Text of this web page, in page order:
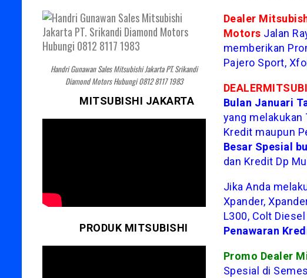
Dealer
Motors Jalan
memberikan
Pajero Sport,
Bulan Januari
yang
Kredit maupun
Besar Spesial
dan Kredit Dp
Jika Anda
Xpander,
L300, Colt
Penawaran
Promo Dealer
Spesial di
Handri Gunawan Sales Mitsubishi Jakarta PT. Srikandi
Diamond Motors Hubungi 0812 8117 1983
MITSUBISHI JAKARTA
PRODUK MITSUBISHI